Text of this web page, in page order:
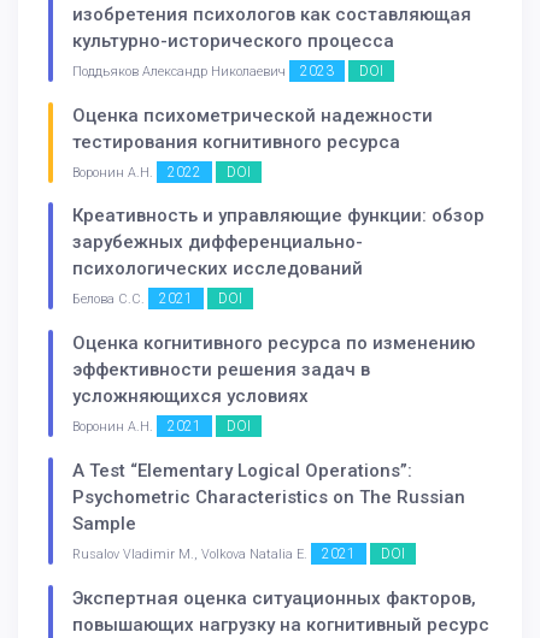
изобретения психологов как составляющая
культурно-исторического процесса
Поддьяков Александр Николаевич 2023 DOI
Оценка психометрической надежности
тестирования когнитивного ресурса
Воронин А.Н. 2022 DOI
Креативность и управляющие функции: обзор
зарубежных дифференциально-
психологических исследований
Белова С.С. 2021 DOI
Оценка когнитивного ресурса по изменению
эффективности решения задач в
усложняющихся условиях
Воронин А.Н. 2021 DOI
A Test “Elementary Logical Operations”:
Psychometric Characteristics on The Russian
Sample
Rusalov Vladimir M., Volkova Natalia E. 2021 DOI
Экспертная оценка ситуационных факторов,
повышающих нагрузку на когнитивный ресурс